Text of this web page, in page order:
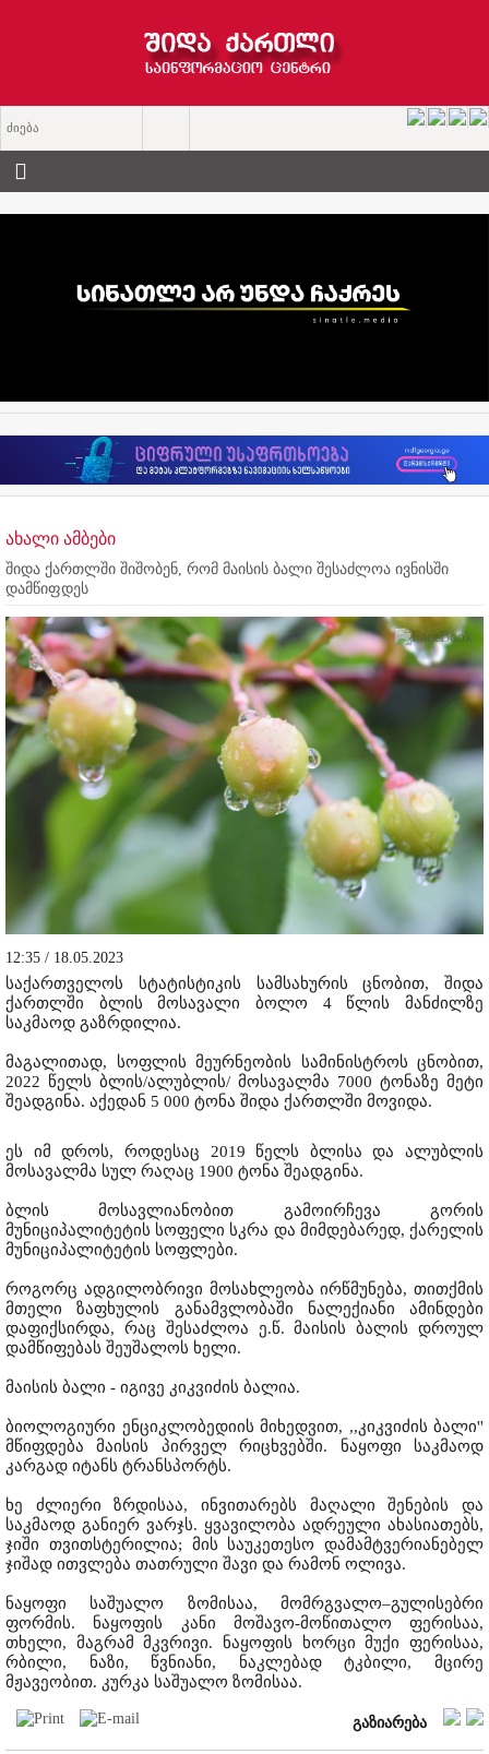
ახალი ამბები
შიდა ქართლში შიშობენ, რომ მაისის ბალი შესაძლოა ივნისში
დამწიფდეს
12:35 / 18.05.2023
საქართველოს სტატისტიკის სამსახურის ცნობით, შიდა
ქართლში ბლის მოსავალი ბოლო 4 წლის მანძილზე
საკმაოდ გაზრდილია.
მაგალითად, სოფლის მეურნეობის სამინისტროს ცნობით,
2022 წელს ბლის/ალუბლის/ მოსავალმა 7000 ტონაზე მეტი
შეადგინა. აქედან 5 000 ტონა შიდა ქართლში მოვიდა.
ეს იმ დროს, როდესაც 2019 წელს ბლისა და ალუბლის
მოსავალმა სულ რაღაც 1900 ტონა შეადგინა.
ბლის მოსავლიანობით გამოირჩევა გორის
მუნიციპალიტეტის სოფელი სკრა და მიმდებარედ, ქარელის
მუნიციპალიტეტის სოფლები.
როგორც ადგილობრივი მოსახლეობა ირწმუნება, თითქმის
მთელი ზაფხულის განამვლობაში ნალექიანი ამინდები
დაფიქსირდა, რაც შესაძლოა ე.წ. მაისის ბალის დროულ
დამწიფებას შეუშალოს ხელი.
მაისის ბალი - იგივე კიკვიძის ბალია.
ბიოლოგიური ენციკლობედიის მიხედვით, ,,კიკვიძის ბალი''
მწიფდება მაისის პირველ რიცხვებში. ნაყოფი საკმაოდ
კარგად იტანს ტრანსპორტს.
ხე ძლიერი ზრდისაა, ინვითარებს მაღალი შენების და
საკმაოდ განიერ ვარჯს. ყვავილობა ადრეული ახასიათებს,
ჯიში თვითსტერილია; მის საუკეთესო დამამტვერიანებელ
ჯიშად ითვლება თათრული შავი და რამონ ოლივა.
ნაყოფი საშუალო ზომისაა, მომრგვალო–გულისებრი
ფორმის. ნაყოფის კანი მოშავო-მოწითალო ფერისაა,
თხელი, მაგრამ მკვრივი. ნაყოფის ხორცი მუქი ფერისაა,
რბილი, ნაზი, წვნიანი, ნაკლებად ტკბილი, მცირე
მჟავეობით. კურკა საშუალო ზომისაა.
გაზიარება